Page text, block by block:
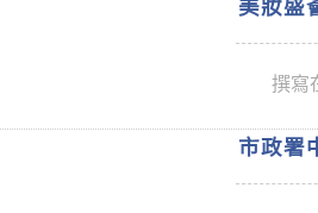
美妝盛
撰寫
市政署